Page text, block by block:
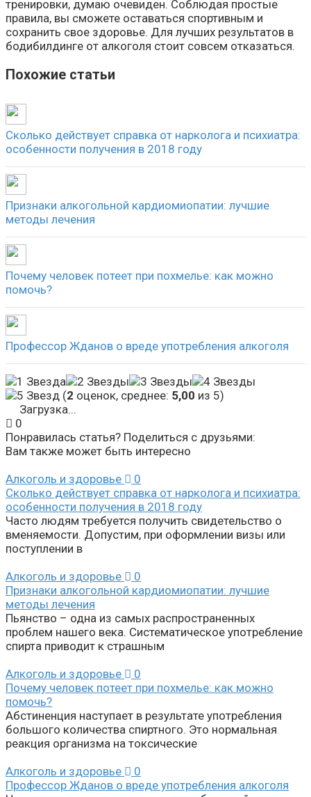
тренировки, думаю очевиден. Соблюдая простые
правила, вы сможете оставаться спортивным и
сохранить свое здоровье. Для лучших результатов в
бодибилдинге от алкоголя стоит совсем отказаться.
Похожие статьи
Сколько действует справка от нарколога и психиатра:
особенности получения в 2018 году
Признаки алкогольной кардиомиопатии: лучшие
методы лечения
Почему человек потеет при похмелье: как можно
помочь?
Профессор Жданов о вреде употребления алкоголя
(2 оценок, среднее: 5,00 из 5)
Загрузка...
0
Понравилась статья? Поделиться с друзьями:
Вам также может быть интересно
Алкоголь и здоровье
0
Сколько действует справка от нарколога и психиатра:
особенности получения в 2018 году
Часто людям требуется получить свидетельство о
вменяемости. Допустим, при оформлении визы или
поступлении в
Алкоголь и здоровье
0
Признаки алкогольной кардиомиопатии: лучшие
методы лечения
Пьянство – одна из самых распространенных
проблем нашего века. Систематическое употребление
спирта приводит к страшным
Алкоголь и здоровье
0
Почему человек потеет при похмелье: как можно
помочь?
Абстиненция наступает в результате употребления
большого количества спиртного. Это нормальная
реакция организма на токсические
Алкоголь и здоровье
0
Профессор Жданов о вреде употребления алкоголя